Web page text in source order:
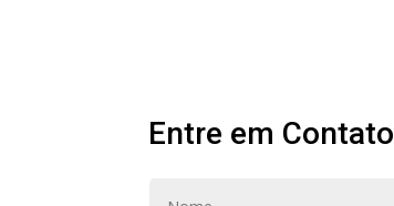
Entre em Contato